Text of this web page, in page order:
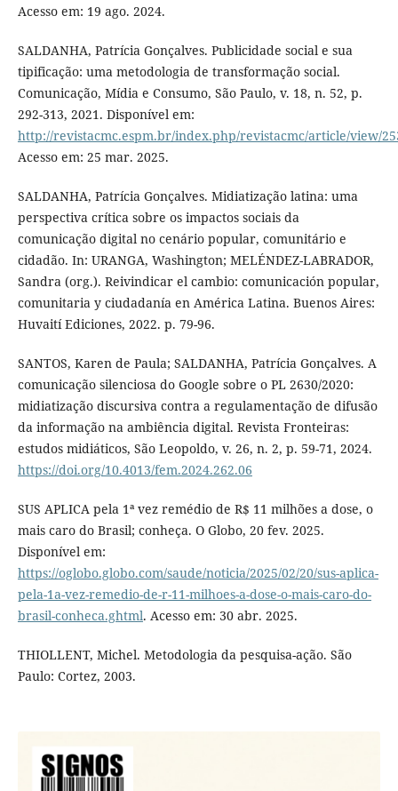
Acesso em: 19 ago. 2024.
SALDANHA, Patrícia Gonçalves. Publicidade social e sua
tipificação: uma metodologia de transformação social.
Comunicação, Mídia e Consumo, São Paulo, v. 18, n. 52, p.
292-313, 2021. Disponível em:
http://revistacmc.espm.br/index.php/revistacmc/article/view/
Acesso em: 25 mar. 2025.
SALDANHA, Patrícia Gonçalves. Midiatização latina: uma
perspectiva crítica sobre os impactos sociais da
comunicação digital no cenário popular, comunitário e
cidadão. In: URANGA, Washington; MELÉNDEZ-LABRADOR,
Sandra (org.). Reivindicar el cambio: comunicación popular,
comunitaria y ciudadanía en América Latina. Buenos Aires:
Huvaití Ediciones, 2022. p. 79-96.
SANTOS, Karen de Paula; SALDANHA, Patrícia Gonçalves. A
comunicação silenciosa do Google sobre o PL 2630/2020:
midiatização discursiva contra a regulamentação de difusão
da informação na ambiência digital. Revista Fronteiras:
estudos midiáticos, São Leopoldo, v. 26, n. 2, p. 59-71, 2024.
https://doi.org/10.4013/fem.2024.262.06
SUS APLICA pela 1ª vez remédio de R$ 11 milhões a dose, o
mais caro do Brasil; conheça. O Globo, 20 fev. 2025.
Disponível em:
https://oglobo.globo.com/saude/noticia/2025/02/20/sus-aplica-
pela-1a-vez-remedio-de-r-11-milhoes-a-dose-o-mais-caro-do-
brasil-conheca.ghtml. Acesso em: 30 abr. 2025.
THIOLLENT, Michel. Metodologia da pesquisa-ação. São
Paulo: Cortez, 2003.